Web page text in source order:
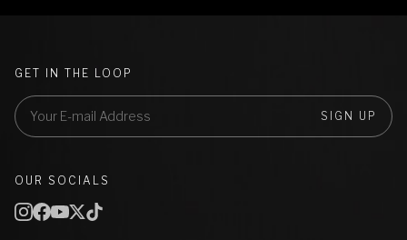
GET IN THE LOOP
SIGN UP
OUR SOCIALS